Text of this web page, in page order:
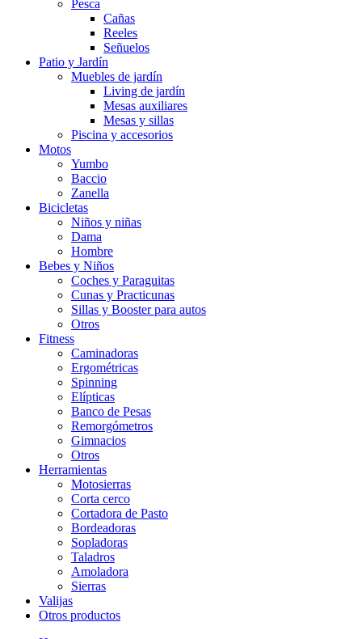
Pesca
Cañas
Reeles
Señuelos
Patio y Jardín
Muebles de jardín
Living de jardín
Mesas auxiliares
Mesas y sillas
Piscina y accesorios
Motos
Yumbo
Baccio
Zanella
Bicicletas
Niños y niñas
Dama
Hombre
Bebes y Niños
Coches y Paraguitas
Cunas y Practicunas
Sillas y Booster para autos
Otros
Fitness
Caminadoras
Ergométricas
Spinning
Elípticas
Banco de Pesas
Remorgómetros
Gimnacios
Otros
Herramientas
Motosierras
Corta cerco
Cortadora de Pasto
Bordeadoras
Sopladoras
Taladros
Amoladora
Sierras
Valijas
Otros productos